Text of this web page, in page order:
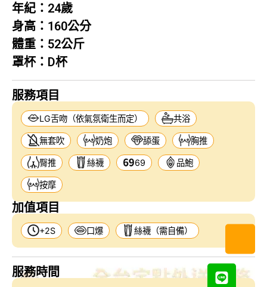
年紀： 24歲
身高： 160公分
體重： 52公斤
罩杯： D杯
服務項目
LG舌吻（依氣氛衛生而定） 共浴
無套吹 奶炮 舔蛋 胸推
臀推 絲襪 69 品鮑
按摩
加值項目
+2S 口爆 絲襪（需自備）
服務時間